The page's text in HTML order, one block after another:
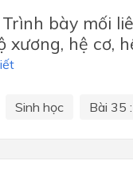
Trình bày mối
xương, hệ cơ,
Sinh học Bài 35